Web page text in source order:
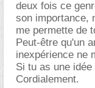
deux fois ce
son importance,
me permette de
Peut-être qu'un
inexpérience ne
Si tu as une
Cordialement.